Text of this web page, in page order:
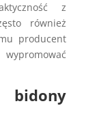
z
również
producent